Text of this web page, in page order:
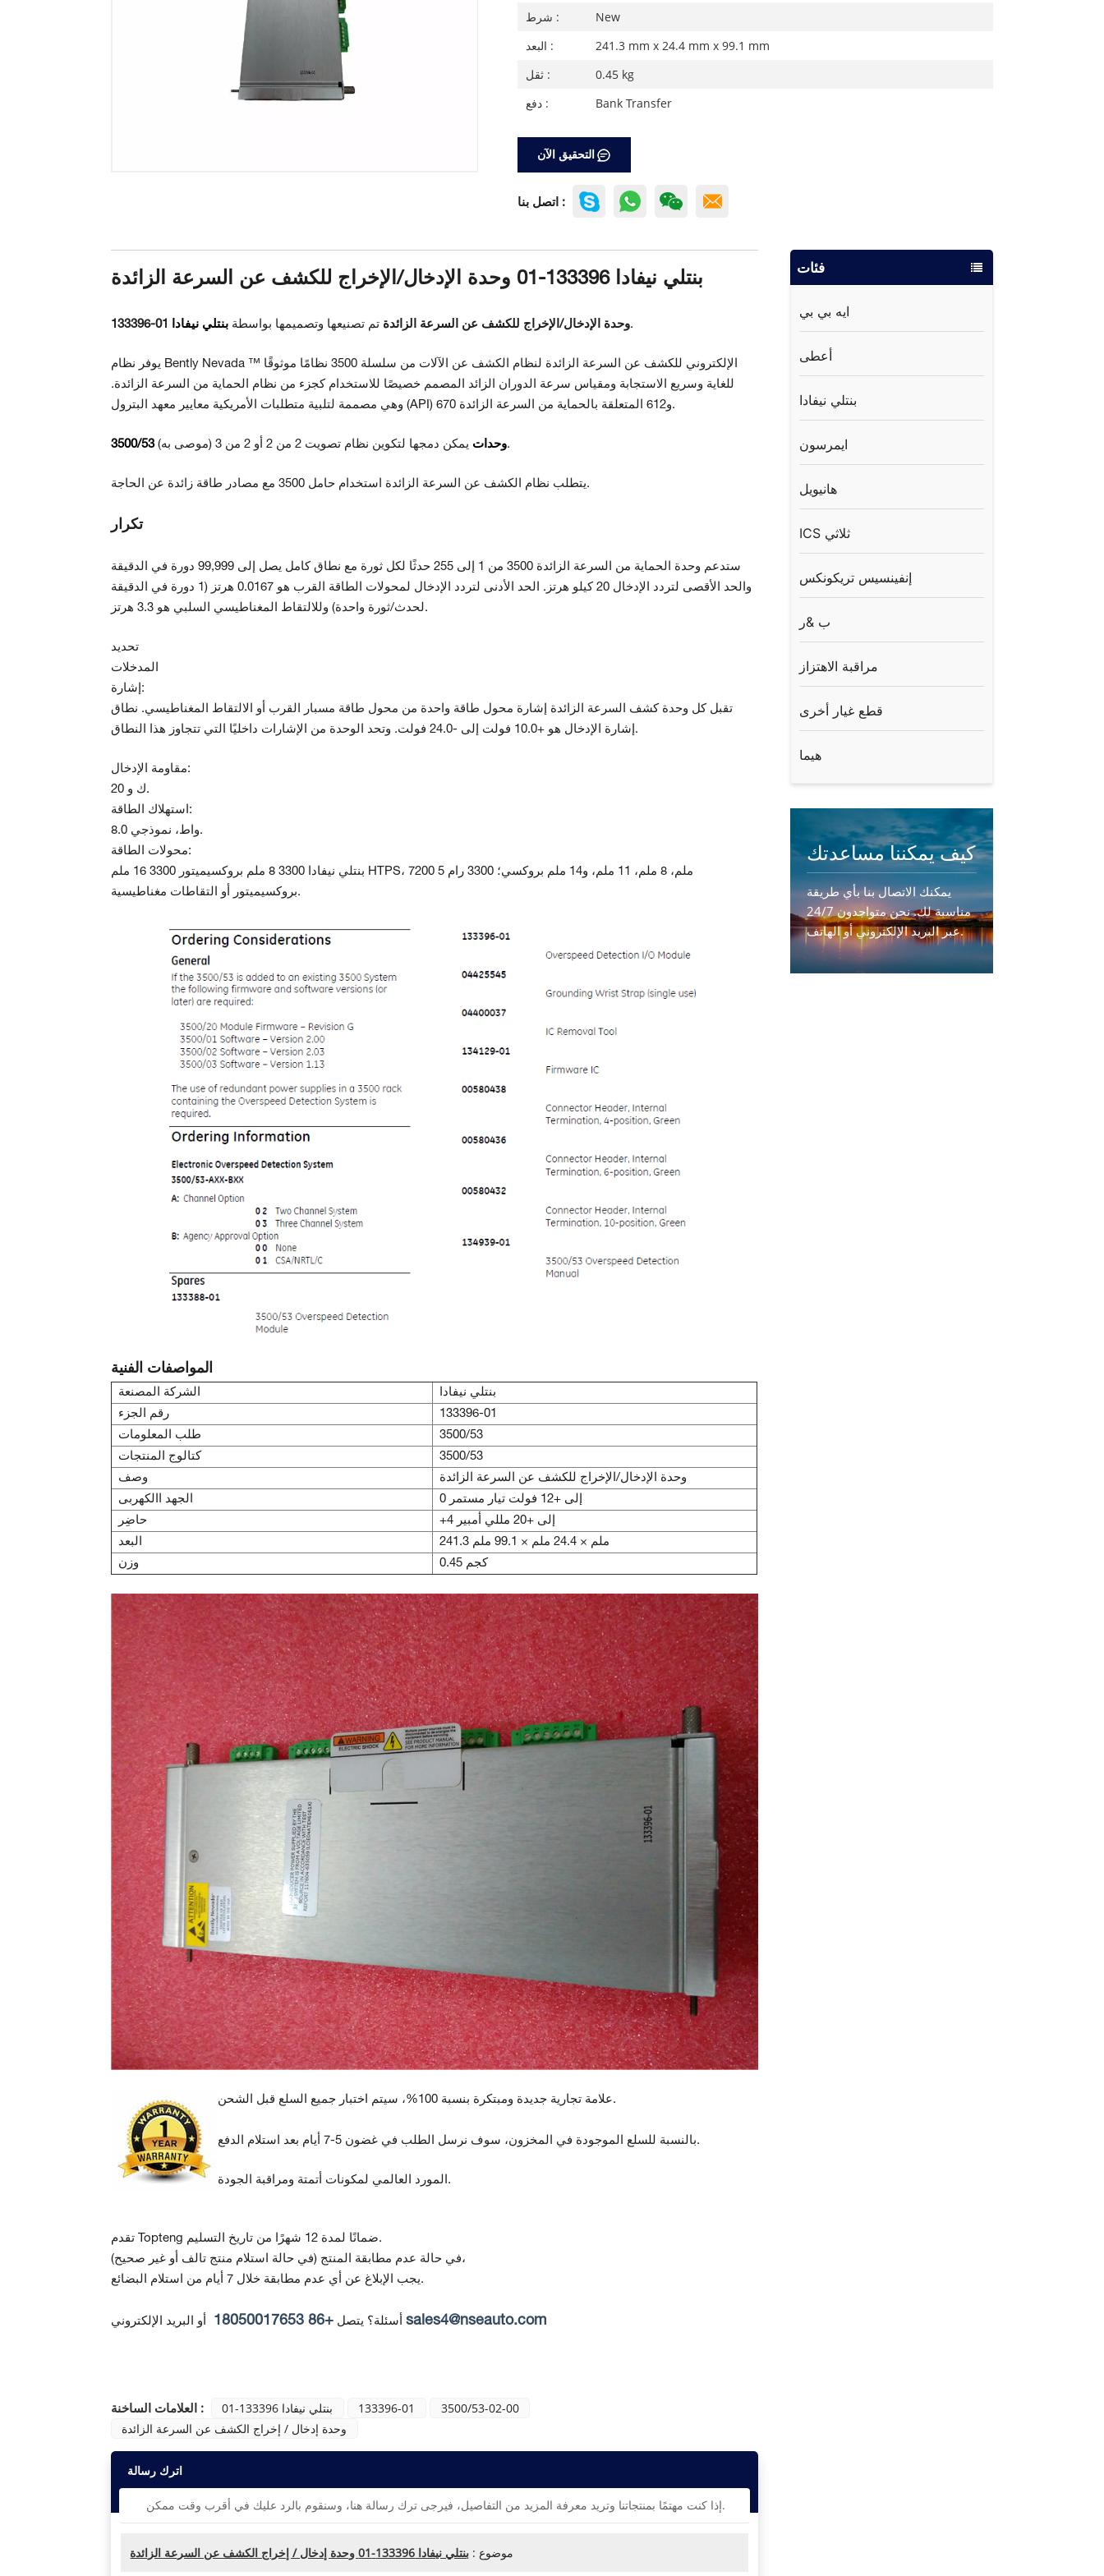
شرط :
New
البعد :
241.3 mm x 24.4 mm x 99.1 mm
ثقل :
0.45 kg
دفع :
Bank Transfer
التحقيق الآن
اتصل بنا :
فئات
ايه بي بي
أعطى
بنتلي نيفادا
ايمرسون
هانيويل
ICS ثلاثي
إنفينسيس تريكونكس
ب &ر
مراقبة الاهتزاز
قطع غيار أخرى
هيما
كيف يمكننا مساعدتك
يمكنك الاتصال بنا بأي طريقة
مناسبة لك. نحن متواجدون 24/7
عبر البريد الإلكتروني أو الهاتف.
اتصل بنا
بنتلي نيفادا 133396-01 وحدة الإدخال/الإخراج للكشف عن السرعة الزائدة
133396-01 وحدة الإدخال/الإخراج للكشف عن السرعة الزائدةتم تصنيعها وتصميمها بواسطةبنتلي نيفادا .
يوفر نظام Bently Nevada ™ الإلكتروني للكشف عن السرعة الزائدة لنظام الكشف عن الآلات من سلسلة 3500 نظامًا موثوقًا
للغاية وسريع الاستجابة ومقياس سرعة الدوران الزائد المصمم خصيصًا للاستخدام كجزء من نظام الحماية من السرعة الزائدة.
وهي مصممة لتلبية متطلبات الأمريكية
معايير معهد البترول (API) 670 و612 المتعلقة بالحماية من السرعة الزائدة.
3500/53 وحداتيمكن دمجها لتكوين نظام تصويت 2 من 2 أو 2 من 3 (موصى به).
يتطلب نظام الكشف عن السرعة الزائدة استخدام حامل 3500 مع مصادر طاقة زائدة عن الحاجة.
تكرار
ستدعم وحدة الحماية من السرعة الزائدة 3500 من 1 إلى 255 حدثًا لكل ثورة مع نطاق كامل يصل إلى 99,999 دورة في الدقيقة
والحد الأقصى لتردد الإدخال 20 كيلو هرتز. الحد الأدنى لتردد الإدخال لمحولات الطاقة القرب هو 0.0167 هرتز (1 دورة في الدقيقة
لحدث/ثورة واحدة) وللالتقاط المغناطيسي السلبي هو 3.3 هرتز.
تحديد
المدخلات
إشارة:
تقبل كل وحدة كشف السرعة الزائدة إشارة محول طاقة واحدة من محول طاقة مسبار القرب أو الالتقاط المغناطيسي. نطاق
إشارة الإدخال هو +10.0 فولت إلى -24.0 فولت. وتحد الوحدة من الإشارات داخليًا التي تتجاوز هذا النطاق.
مقاومة الإدخال:
20 ك و.
استهلاك الطاقة:
8.0 واط، نموذجي.
محولات الطاقة:
بنتلي نيفادا 3300 8 ملم بروكسيميتور 3300 16 ملم HTPS، 7200 5 ملم، 8 ملم، 11 ملم، و14 ملم بروكسي؛ 3300 رام
بروكسيميتور أو التقاطات مغناطيسية.
المواصفات الفنية
الشركة المصنعة
بنتلي نيفادا
رقم الجزء
133396-01
طلب المعلومات
3500/53
كتالوج المنتجات
3500/53
وصف
وحدة الإدخال/الإخراج للكشف عن السرعة الزائدة
الجهد االكهربى
0 إلى +12 فولت تيار مستمر
حاضِر
+4 إلى +20 مللي أمبير
البعد
241.3 ملم × 24.4 ملم × 99.1 ملم
وزن
0.45 كجم
علامة تجارية جديدة ومبتكرة بنسبة 100%، سيتم اختبار جميع السلع قبل الشحن.
بالنسبة للسلع الموجودة في المخزون، سوف نرسل الطلب في غضون 5-7 أيام بعد استلام الدفع.
المورد العالمي لمكونات أتمتة ومراقبة الجودة.
تقدم Topteng ضمانًا لمدة 12 شهرًا من تاريخ التسليم.
في حالة عدم مطابقة المنتج(في حالة استلام منتج تالف أو غير صحيح)،
يجب الإبلاغ عن أي عدم مطابقة خلال 7 أيام من استلام البضائع.
أسئلة؟ يتصل+86 18050017653 أو البريد الإلكتروني sales4@nseauto.com
العلامات الساخنة : بنتلي نيفادا 133396-01 133396-01
3500/53-02-00
وحدة إدخال / إخراج الكشف عن السرعة الزائدة
اترك رسالة
إذا كنت مهتمًا بمنتجاتنا وتريد معرفة المزيد من التفاصيل، فيرجى ترك رسالة هنا، وسنقوم بالرد عليك في أقرب وقت ممكن.
موضوع : بنتلي نيفادا 133396-01 وحدة إدخال / إخراج الكشف عن السرعة الزائدة